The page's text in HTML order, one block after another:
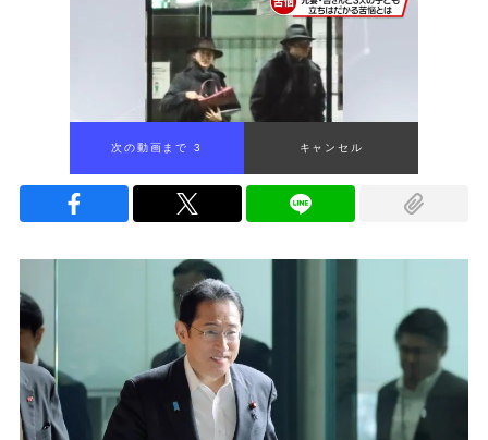
次の動画まで 2 キャンセル